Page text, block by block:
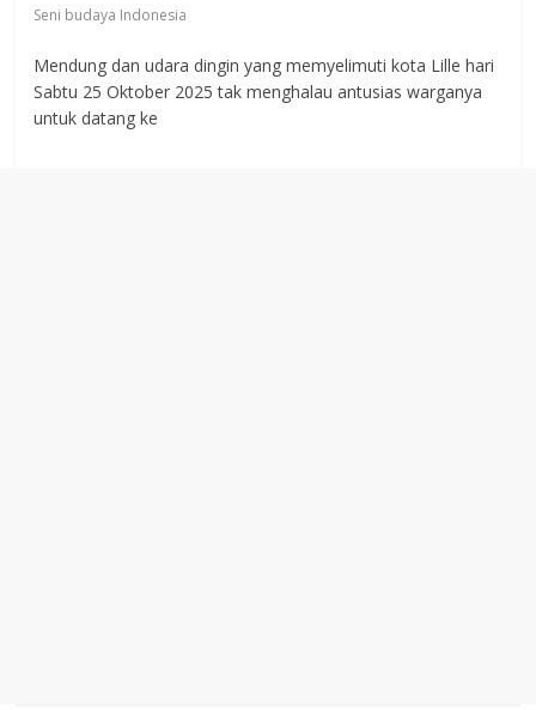
Seni budaya Indonesia
Mendung dan udara dingin yang memyelimuti kota Lille hari
Sabtu 25 Oktober 2025 tak menghalau antusias warganya
untuk datang ke